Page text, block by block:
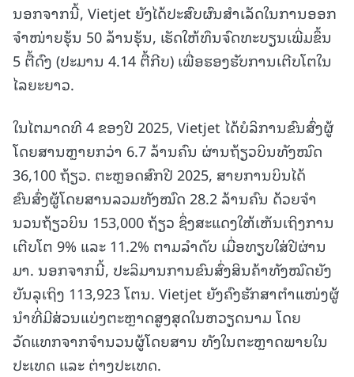
ນອກຈາກນີ້, Vietjet ຍັງໄດ້ປະສົບຜົນສຳເລັດໃນການອອກ
ຈຳໜ່າຍຮຸ້ນ 50 ລ້ານຮຸ້ນ, ເຮັດໃຫ້ທຶນຈົດທະບຽນເພີ່ມຂຶ້ນ
5 ຕື້ດົງ (ປະມານ 4.14 ຕື້ກີບ) ເພື່ອຮອງຮັບການເຕີບໂຕໃນ
ໄລຍະຍາວ.
ໃນໄຕມາດທີ 4 ຂອງປີ 2025, Vietjet ໄດ້ບໍລິການຂົນສົ່ງຜູ້
ໂດຍສານຫຼາຍກວ່າ 6.7 ລ້ານຄົນ ຜ່ານຖ້ຽວບິນທັງໝົດ
36,100 ຖ້ຽວ. ຕະຫຼອດສົກປີ 2025, ສາຍການບິນໄດ້
ຂົນສົ່ງຜູ້ໂດຍສານລວມທັງໝົດ 28.2 ລ້ານຄົນ ດ້ວຍຈຳ
ນວນຖ້ຽວບິນ 153,000 ຖ້ຽວ ຊຶ່ງສະແດງໃຫ້ເຫັນເຖິງການ
ເຕີບໂຕ 9% ແລະ 11.2% ຕາມລຳດັບ ເມື່ອທຽບໃສ່ປີຜ່ານ
ມາ. ນອກຈາກນີ້, ປະລິມານການຂົນສົ່ງສິນຄ້າທັງໝົດຍັງ
ບັນລຸເຖິງ 113,923 ໂຕນ. Vietjet ຍັງຄົງຮັກສາຕຳແໜ່ງຜູ້
ນຳທີ່ມີສ່ວນແບ່ງຕະຫຼາດສູງສຸດໃນຫວຽດນາມ ໂດຍ
ວັດແທກຈາກຈຳນວນຜູ້ໂດຍສານ ທັງໃນຕະຫຼາດພາຍໃນ
ປະເທດ ແລະ ຕ່າງປະເທດ.